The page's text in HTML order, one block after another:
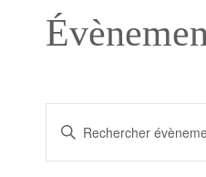
et
navigation
Saisir
mot-